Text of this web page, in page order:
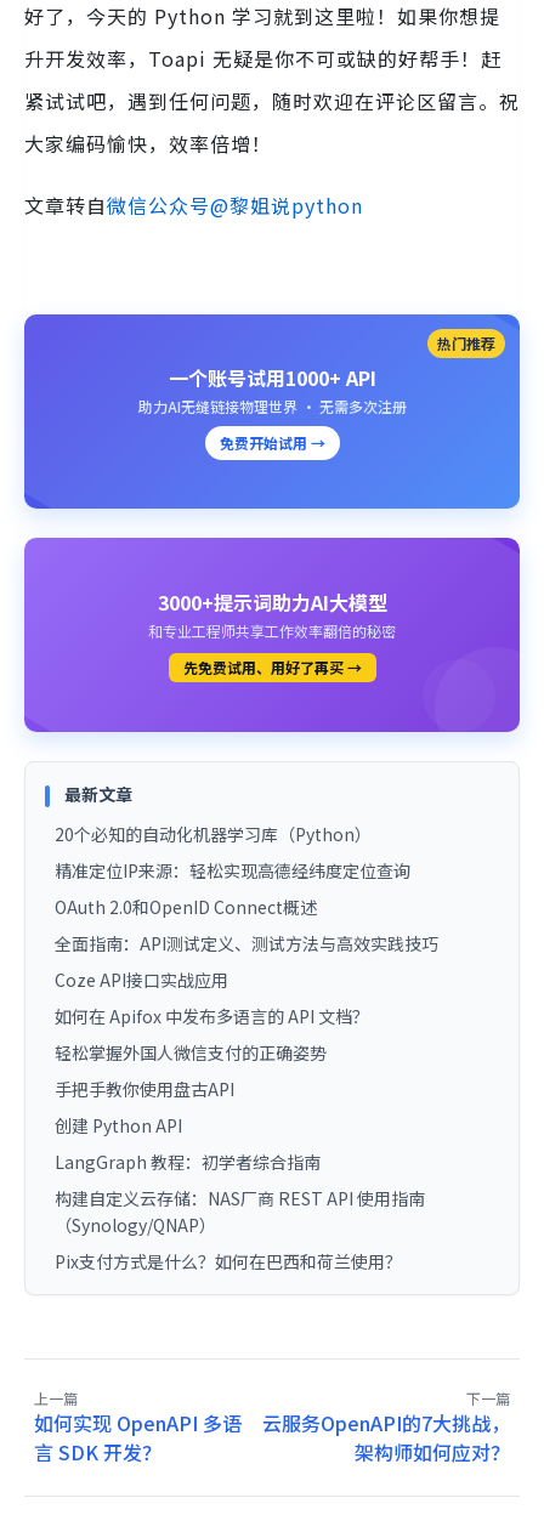
好了，今天的 Python 学习就到这里啦！如果你想提
升开发效率，Toapi 无疑是你不可或缺的好帮手！赶
紧试试吧，遇到任何问题，随时欢迎在评论区留言。祝
大家编码愉快，效率倍增！
文章转自微信公众号@黎姐说python
热门推荐
一个账号试用1000+ API
助力AI无缝链接物理世界 · 无需多次注册
免费开始试用 →
3000+提示词助力AI大模型
和专业工程师共享工作效率翻倍的秘密
先免费试用、用好了再买 →
最新文章
20个必知的自动化机器学习库（Python）
精准定位IP来源：轻松实现高德经纬度定位查询
OAuth 2.0和OpenID Connect概述
全面指南：API测试定义、测试方法与高效实践技巧
Coze API接口实战应用
如何在 Apifox 中发布多语言的 API 文档？
轻松掌握外国人微信支付的正确姿势
手把手教你使用盘古API
创建 Python API
LangGraph 教程：初学者综合指南
构建自定义云存储：NAS厂商 REST API 使用指南
（Synology/QNAP）
Pix支付方式是什么？如何在巴西和荷兰使用？
上一篇
如何实现 OpenAPI 多语
言 SDK 开发？
下一篇
云服务OpenAPI的7大挑战，
架构师如何应对？